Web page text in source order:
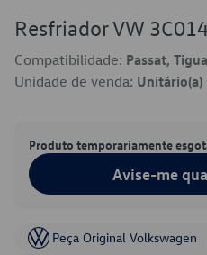
Resfriador VW
Compatibilidade: Passat,
Unidade de venda: Unitário(a)
Produto temporariamente
Avise-me
Peça Original Volkswagen